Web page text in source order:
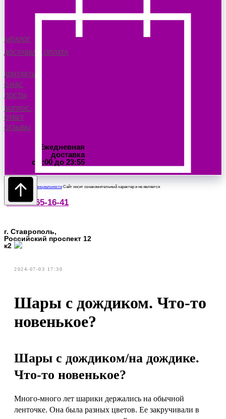
КАТАЛОГ
ДОСТАВКА И ОПЛАТА
КОНТАКТЫ
О НАС
ПОСТЫ
ВОПРОС-
ОТВЕТ
ОТЗЫВЫ
Ежедневная
доставка
с 6:00 до 23:55
Политика конфиденциальности Сайт носит ознакомительный характер и не является
8-918-765-16-41
г. Ставрополь,
Российский проспект 12
к2
2024-07-03 17:30
Шары с дождиком. Что-то
новенькое?
Шары с дождиком/на дождике.
Что-то новенькое?
Много-много лет шарики держались на обычной
ленточке. Она была разных цветов. Ее закручивали в